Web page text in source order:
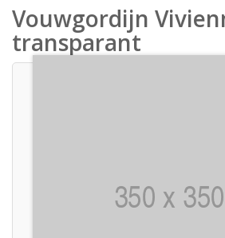
Vouwgordijn
transparant